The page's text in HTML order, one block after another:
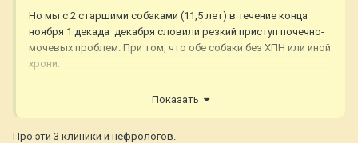
Но мы с 2 старшими собаками (11,5 лет) в течение конца
ноября 1 декада декабря словили резкий приступ почечно-
мочевых проблем. При том, что обе собаки без ХПН или иной
хрони.
Показать
Про эти 3 клиники и нефрологов.